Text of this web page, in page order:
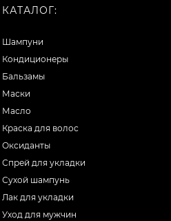
КАТАЛОГ:
Шампуни
Кондиционеры
Бальзамы
Маски
Масло
Краска для волос
Оксиданты
Спрей для укладки
Сухой шампунь
Лак для укладки
Уход для мужчин